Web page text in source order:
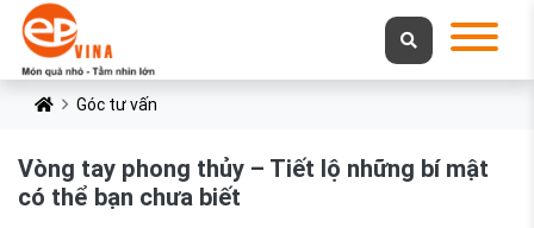
Góc tư vấn
Vòng tay phong thủy – Tiết lộ những bí mật
có thể bạn chưa biết